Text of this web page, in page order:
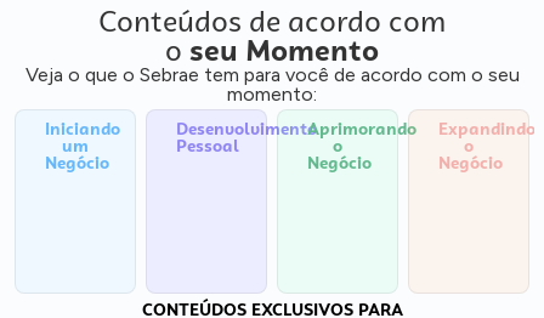
Conteúdos de acordo com
o seu Momento
Veja o que o Sebrae tem para você de acordo com o seu
momento:
Iniciando
um
Negócio
Desenvolvimento
Pessoal
Aprimorando
o
Negócio
Expandindo
o
Negócio
CONTEÚDOS EXCLUSIVOS PARA